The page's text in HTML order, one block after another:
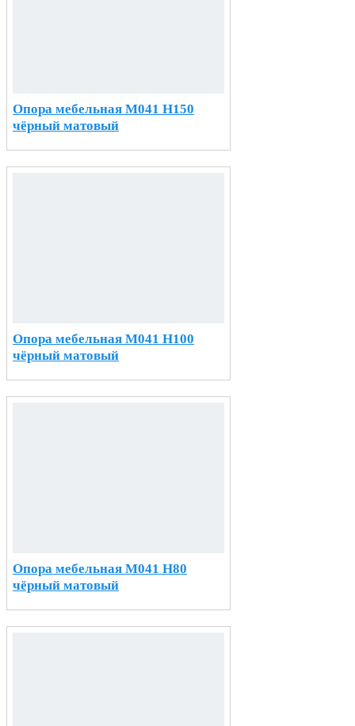
Опора мебельная М041 H150
чёрный матовый
Опора мебельная М041 H100
чёрный матовый
Опора мебельная М041 H80
чёрный матовый